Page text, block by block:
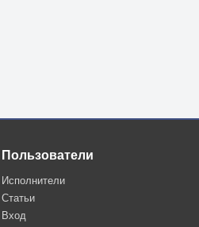
Пользователи
Исполнители
Статьи
Вход